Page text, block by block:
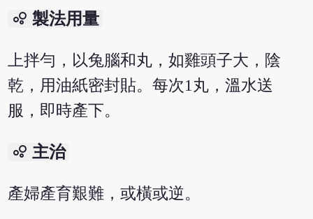
bubble_chart 製法用量
上拌勻，以兔腦和丸，如雞頭子大，陰
乾，用油紙密封貼。每次1丸，溫水送
服，即時產下。
bubble_chart 主治
產婦產育艱難，或橫或逆。